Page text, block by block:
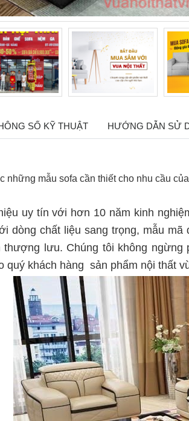
SỐ KỸ THUẬT HƯỚNG DẪN SỬ
những mẫu sofa cần thiết cho nhu cầu
uy tín với hơn 10 năm kinh
dòng chất liệu sang trọng, mẫu
thượng lưu. Chúng tôi không
quý khách hàng sản phẩm nội thất